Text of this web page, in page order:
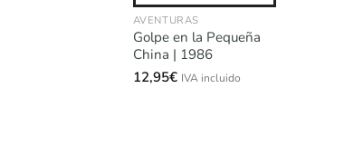
AVENTURAS
Golpe en la Pequeña
China | 1986
12,95€ IVA incluido